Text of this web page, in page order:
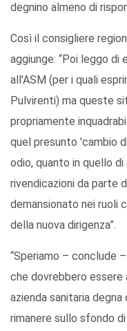
degnino almeno di
Così il consigliere
aggiunge: “Poi leggo di
all'ASM (per i quali
Pulvirenti) ma queste
propriamente
quel presunto 'cambio
odio, quanto in quello
rivendicazioni da parte
demansionato nei ruoli
della nuova dirigenza”.
“Speriamo – conclude
che dovrebbero essere
azienda sanitaria
rimanere sullo sfondo